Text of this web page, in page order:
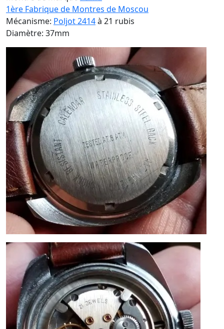
1ère Fabrique de Montres de Moscou
Mécanisme: Poljot 2414à 21 rubis
Diamètre: 37mm